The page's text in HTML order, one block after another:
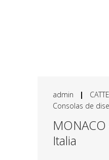
admin |
Consolas de
Italia